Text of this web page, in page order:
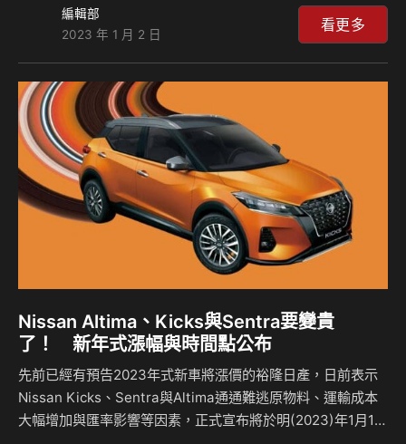
將調整旗下HS車系之售價，分別為HS 1.5T旗艦版91.5萬(調
漲1.6萬元)、HS PHEV馭電版121.9萬(調漲3萬元)，並持續以
大滿配之姿確保市場競爭力。 另外，MG Taiwan感謝已完成
HS車系正式訂單下訂準車主們的支持，MG Taiwan仍將維持
原先簽訂之售價與合約內容交車予車主，敬請準車主們放心。
MG HS車系2023年1月9日起新車價 車型 建議售…
編輯部
2023 年 1 月 2 日
看更多
Nissan Altima、Kicks與Sentra要變貴
了！ 新年式漲幅與時間點公布
先前已經有預告2023年式新車將漲價的裕隆日產，日前表示
Nissan Kicks、Sentra與Altima通通難逃原物料、運輸成本
大幅增加與匯率影響等因素，正式宣布將於明(2023)年1月1日